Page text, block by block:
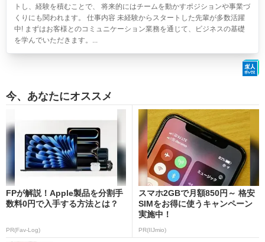
トし、経験を積むことで、 将来的にはチームを動かすポジションや事業づ
くりにも関われます。 仕事内容 未経験からスタートした先輩が多数活躍
中! まずはお客様とのコミュニケーション業務を通じて、ビジネスの基礎
を学んでいただきます。...
今、あなたにオススメ
FPが解説！Apple製品を分割手
数料0円で入手する方法とは？
PR(Fav-Log)
スマホ2GBで月額850円～ 格安
SIMをお得に使うキャンペーン
実施中！
PR(IIJmio)